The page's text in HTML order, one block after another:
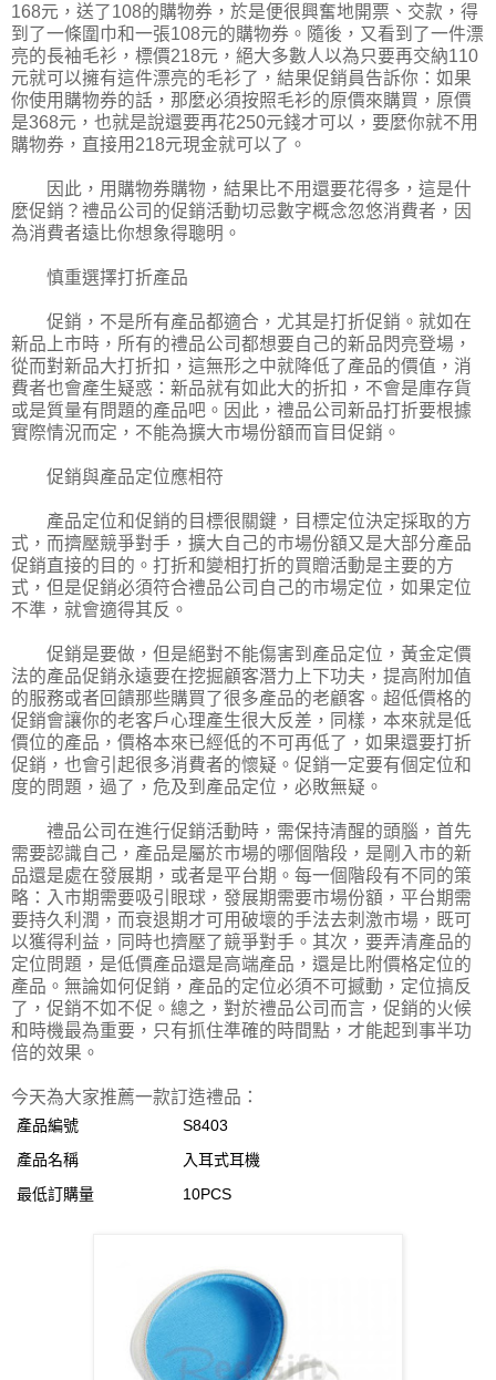
168元，送了108的購物券，於是便很興奮地開票、交款，得
到了一條圍巾和一張108元的購物券。隨後，又看到了一件漂
亮的長袖毛衫，標價218元，絕大多數人以為只要再交納110
元就可以擁有這件漂亮的毛衫了，結果促銷員告訴你：如果
你使用購物券的話，那麼必須按照毛衫的原價來購買，原價
是368元，也就是說還要再花250元錢才可以，要麼你就不用
購物券，直接用218元現金就可以了。
因此，用購物券購物，結果比不用還要花得多，這是什
麼促銷？禮品公司的促銷活動切忌數字概念忽悠消費者，因
為消費者遠比你想象得聰明。
慎重選擇打折產品
促銷，不是所有產品都適合，尤其是打折促銷。就如在
新品上市時，所有的禮品公司都想要自己的新品閃亮登場，
從而對新品大打折扣，這無形之中就降低了產品的價值，消
費者也會產生疑惑：新品就有如此大的折扣，不會是庫存貨
或是質量有問題的產品吧。因此，禮品公司新品打折要根據
實際情況而定，不能為擴大市場份額而盲目促銷。
促銷與產品定位應相符
產品定位和促銷的目標很關鍵，目標定位決定採取的方
式，而擠壓競爭對手，擴大自己的市場份額又是大部分產品
促銷直接的目的。打折和變相打折的買贈活動是主要的方
式，但是促銷必須符合禮品公司自己的市場定位，如果定位
不準，就會適得其反。
促銷是要做，但是絕對不能傷害到產品定位，黃金定價
法的產品促銷永遠要在挖掘顧客潛力上下功夫，提高附加值
的服務或者回饋那些購買了很多產品的老顧客。超低價格的
促銷會讓你的老客戶心理產生很大反差，同樣，本來就是低
價位的產品，價格本來已經低的不可再低了，如果還要打折
促銷，也會引起很多消費者的懷疑。促銷一定要有個定位和
度的問題，過了，危及到產品定位，必敗無疑。
禮品公司在進行促銷活動時，需保持清醒的頭腦，首先
需要認識自己，產品是屬於市場的哪個階段，是剛入市的新
品還是處在發展期，或者是平台期。每一個階段有不同的策
略：入市期需要吸引眼球，發展期需要市場份額，平台期需
要持久利潤，而衰退期才可用破壞的手法去刺激市場，既可
以獲得利益，同時也擠壓了競爭對手。其次，要弄清產品的
定位問題，是低價產品還是高端產品，還是比附價格定位的
產品。無論如何促銷，產品的定位必須不可撼動，定位搞反
了，促銷不如不促。總之，對於禮品公司而言，促銷的火候
和時機最為重要，只有抓住準確的時間點，才能起到事半功
倍的效果。
今天為大家推薦一款訂造禮品：
產品編號
S8403
產品名稱
入耳式耳機
最低訂購量
10PCS